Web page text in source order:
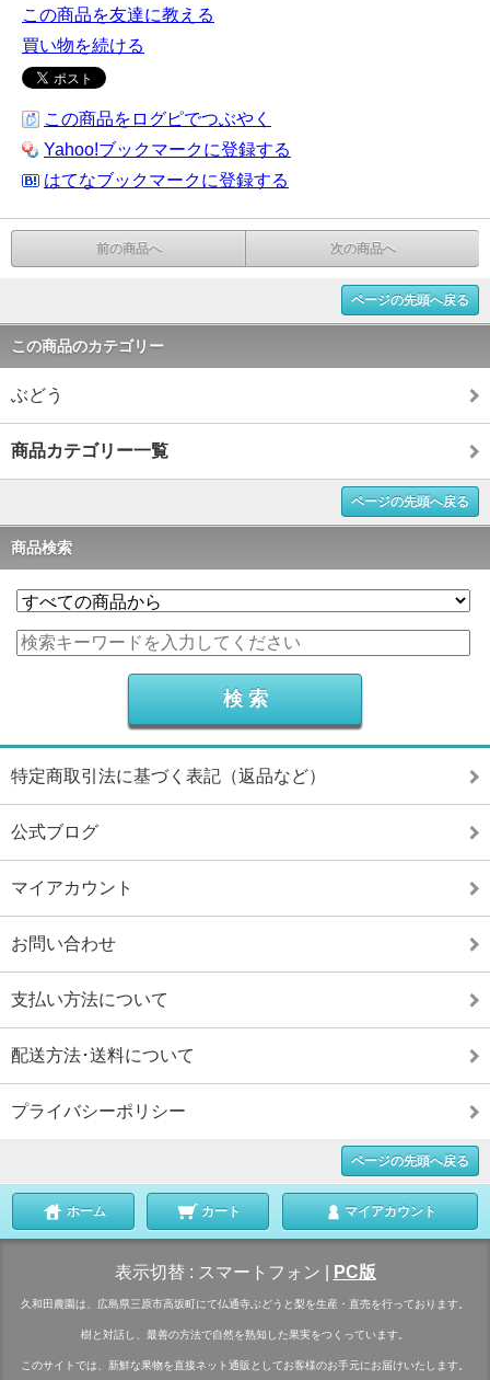
この商品を友達に教える
買い物を続ける
この商品をログピでつぶやく
Yahoo!ブックマークに登録する
はてなブックマークに登録する
前の商品へ 次の商品へ
ページの先頭へ戻る
この商品のカテゴリー
ぶどう
商品カテゴリー一覧
ページの先頭へ戻る
商品検索
特定商取引法に基づく表記（返品など）
公式ブログ
マイアカウント
お問い合わせ
支払い方法について
配送方法･送料について
プライバシーポリシー
ページの先頭へ戻る
ホーム カート マイアカウント
表示切替 : スマートフォン PC版
久和田農園は、広島県三原市高坂町にて仏通寺ぶどうと梨を生産・直売を行っております。
樹と対話し、最善の方法で自然を熟知した果実をつくっています。
このサイトでは、新鮮な果物を直接ネット通販としてお客様のお手元にお届けいたします。